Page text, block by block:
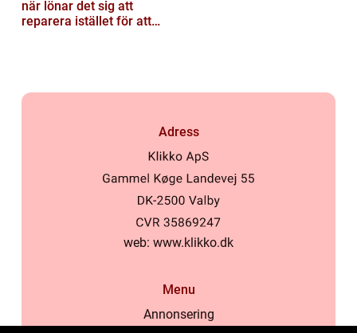
när lönar det sig att
reparera istället för att
Adress
web: www.klikko.dk
Menu
Annonsering